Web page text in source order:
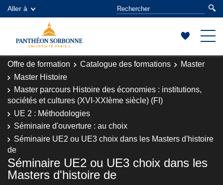
Aller à
Offre de formation Catalogue des formations
Master
Master Histoire
Master parcours Histoire des économies : institutions,
sociétés et cultures (XVI-XXIème siècle) (FI)
UE 2 : Méthodologies
Séminaire d'ouverture : au choix
Séminaire UE2 ou UE3 choix dans les Masters d'histoire
de
Séminaire UE2 ou UE3 choix dans les
Masters d'histoire de